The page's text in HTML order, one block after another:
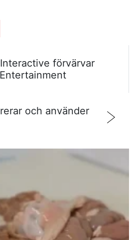
förvärvar
och använder